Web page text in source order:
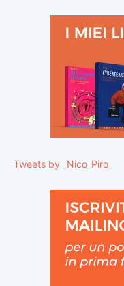
Tweets by _Nico_Piro_